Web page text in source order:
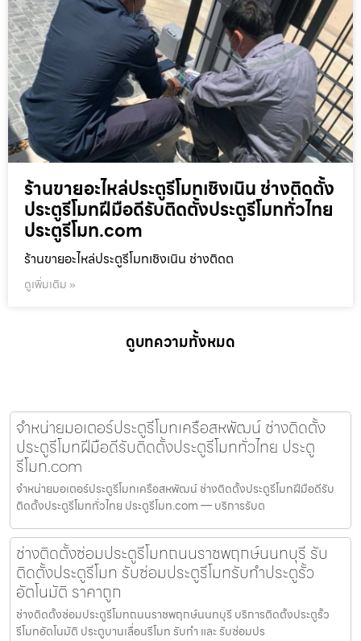
ร้านขายอะไหล่ประตูรีโมทเชิงเนิน ช่างติดตั้ง
ประตูรีโมทฝีมือดีรับติดตั้งประตูรีโมททั่วไทย
ประตูรีโมท.com
ร้านขายอะไหล่ประตูรีโมทเชิงเนิน ช่างติดต
ดูเพิ่มเติม »
ดูบทความทั้งหมด
จำหน่ายมอเตอร์ประตูรีโมทเครือสหพัฒน์ ช่างติดตั้ง
ประตูรีโมทฝีมือดีรับติดตั้งประตูรีโมททั่วไทย ประตู
รีโมท.com
จำหน่ายมอเตอร์ประตูรีโมทเครือสหพัฒน์ ช่างติดตั้งประตูรีโมทฝีมือดีรับ
ติดตั้งประตูรีโมททั่วไทย ประตูรีโมท.com — บริการรับต
ช่างติดตั้งซ่อมประตูรีโมทถนนราชพฤกษ์นนทบุรี รับ
ติดตั้งประตูรีโมท รับซ่อมประตูรีโมทรับทำประตูรั้ว
อัตโนมัติ ราคาถูก
ช่างติดตั้งซ่อมประตูรีโมทถนนราชพฤกษ์นนทบุรี บริการติดตั้งประตูรั้ว
รีโมทอัตโนมัติ ประตูบานเลื่อนรีโมท รับทำ และ รับซ่อมปร